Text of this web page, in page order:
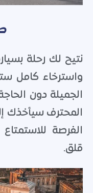
نتيح لك رحلة
واسترخاء كامل
الجميلة دون
المحترف سيأخذك
الفرصة
قلق.